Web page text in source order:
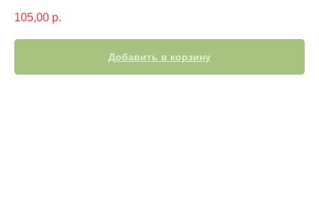
105,00 р.
Добавить в корзину